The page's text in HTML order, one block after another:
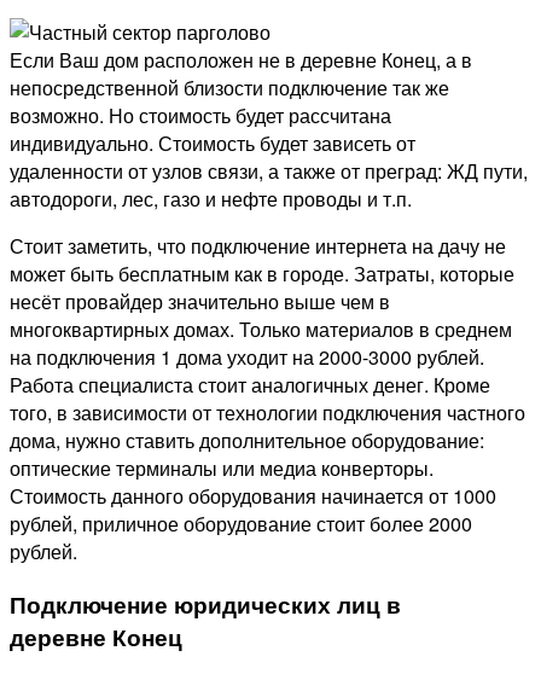
Если Ваш дом расположен не в деревне Конец, а в
непосредственной близости подключение так же
возможно. Но стоимость будет рассчитана
индивидуально. Стоимость будет зависеть от
удаленности от узлов связи, а также от преград: ЖД пути,
автодороги, лес, газо и нефте проводы и т.п.
Стоит заметить, что подключение интернета на дачу не
может быть бесплатным как в городе. Затраты, которые
несёт провайдер значительно выше чем в
многоквартирных домах. Только материалов в среднем
на подключения 1 дома уходит на 2000-3000 рублей.
Работа специалиста стоит аналогичных денег. Кроме
того, в зависимости от технологии подключения частного
дома, нужно ставить дополнительное оборудование:
оптические терминалы или медиа конверторы.
Стоимость данного оборудования начинается от 1000
рублей, приличное оборудование стоит более 2000
рублей.
Подключение юридических лиц в
деревне Конец